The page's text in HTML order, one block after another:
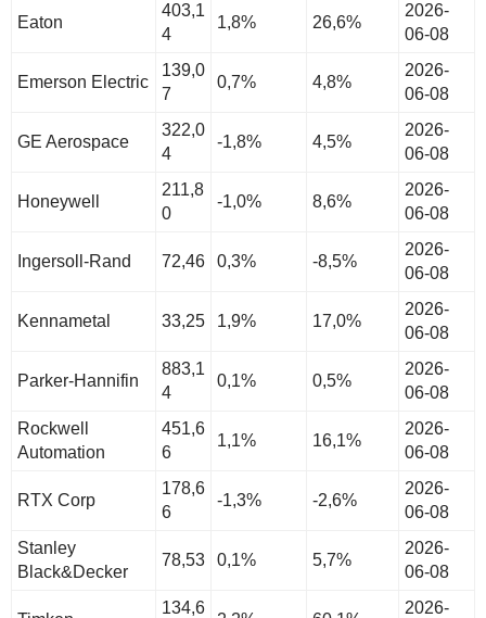
Eaton
403,1
4
1,8% 26,6%
2026-
06-08
Emerson Electric
139,0
7
0,7% 4,8%
2026-
06-08
GE Aerospace
322,0
4
-1,8% 4,5%
2026-
06-08
Honeywell
211,8
0
-1,0% 8,6%
2026-
06-08
Ingersoll-Rand 72,46 0,3% -8,5%
2026-
06-08
Kennametal 33,25 1,9% 17,0%
2026-
06-08
Parker-Hannifin
883,1
4
0,1% 0,5%
2026-
06-08
Rockwell
Automation
451,6
6
1,1% 16,1%
2026-
06-08
RTX Corp
178,6
6
-1,3% -2,6%
2026-
06-08
Stanley
Black&Decker
78,53 0,1% 5,7%
2026-
06-08
134,6 2026-